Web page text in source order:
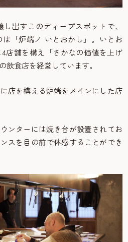
出すこのディープスポットで、
は「炉端ノ いとおかし」。いとお
店舗を構え「さかなの価値を上げ
飲食店を経営しています。
店を構える炉端をメインにした店
ンターには焼き台が設置されてお
スを目の前で体感することができ